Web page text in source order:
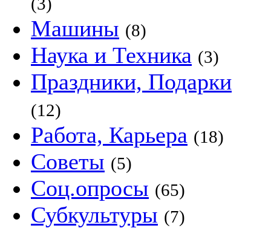
Машины (8)
Наука и Техника (3)
Праздники, Подарки
(12)
Работа, Карьера (18)
Советы (5)
Соц.опросы (65)
Субкультуры (7)